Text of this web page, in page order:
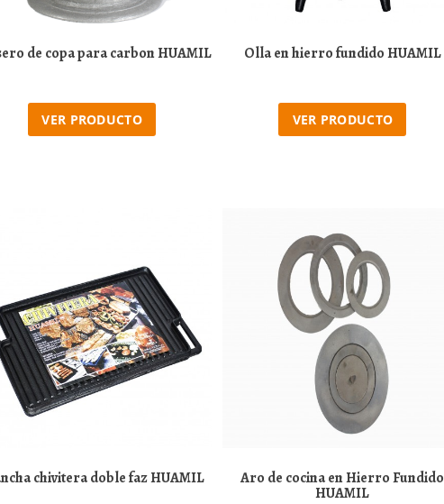
de copa para carbon HUAMIL
VER PRODUCTO
Olla en hierro fundido HUAMIL
VER PRODUCTO
chivitera doble faz HUAMIL Aro de cocina en Hierro Fundido
HUAMIL